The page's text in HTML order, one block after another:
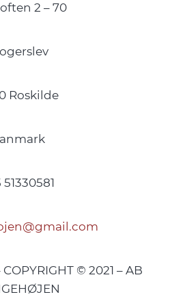
2 – 70
Roskilde
51330581
© 2021 – AB